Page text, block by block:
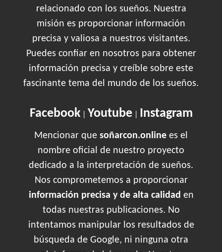
relacionado con los sueños. Nuestra
misión es proporcionar información
precisa y valiosa a nuestros visitantes.
Puedes confiar en nosotros para obtener
información precisa y creíble sobre este
fascinante tema del mundo de los sueños.
Facebook| Youtube| Instagram
Mencionar que soñarcon.online es el
nombre oficial de nuestro proyecto
dedicado a la interpretación de sueños.
Nos comprometemos a proporcionar
información precisa y de alta calidad en
todas nuestras publicaciones. No
intentamos manipular los resultados de
búsqueda de Google, ni ninguna otra